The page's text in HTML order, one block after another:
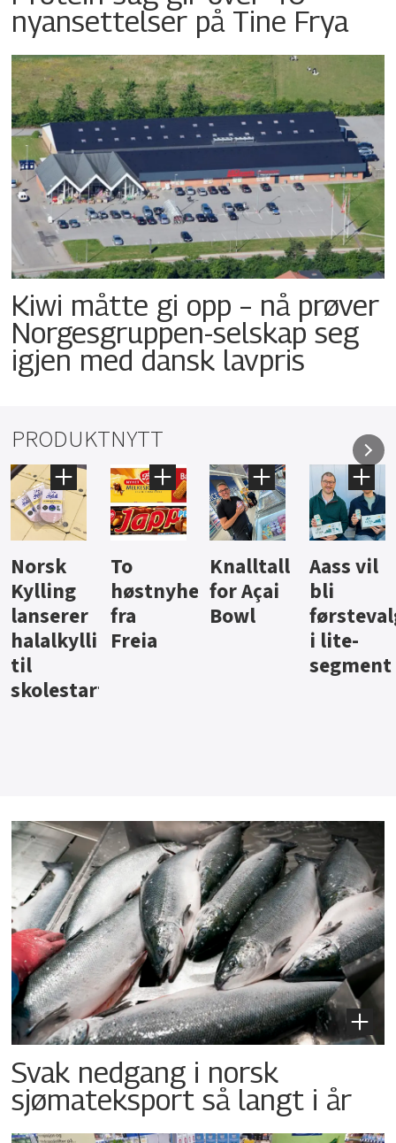
nyansettelser på Tine Frya
Kiwi måtte gi opp – nå prøver
Norgesgruppen-selskap seg
igjen med dansk lavpris
PRODUKTNYTT
Knalltall
for Açai
Bowl
Aass vil
bli
førstevalg
i lite-
Brus og
jus fra
Berentsen
Hard
iste fra
Hansa
Svak nedgang i norsk
sjømateksport så langt i år